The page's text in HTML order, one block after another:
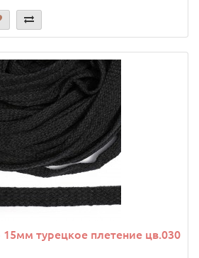
турецкое плетение цв.030